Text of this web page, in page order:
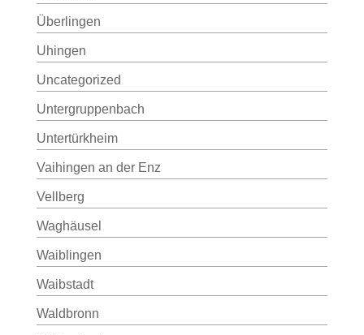
Überlingen
Uhingen
Uncategorized
Untergruppenbach
Untertürkheim
Vaihingen an der Enz
Vellberg
Waghäusel
Waiblingen
Waibstadt
Waldbronn